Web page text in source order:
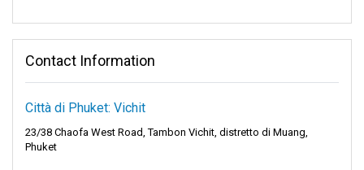
Contact Information
Città di Phuket: Vichit
23/38 Chaofa West Road, Tambon Vichit, distretto di Muang,
Phuket